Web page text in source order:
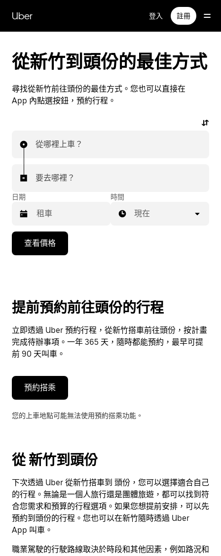
Uber 登入 註冊
從新竹到頭份的最佳方式
尋找從新竹前往頭份的最佳方式。您也可以直接在
App 內點選按鈕，預約行程。
從哪裡上車？
要去哪裡？
日期
向
鍵
即
使
用
行
並
擇
按
離
開
按
鈕
即
可
關
閉
時間
現在
查看價格
提前預約前往頭份的行程
立即透過 Uber 預約行程，從新竹搭車前往頭份，按計畫
完成待辦事項。一年 365 天，隨時都能預約，最早可提
前 90 天叫車。
預約搭乘
您的上車地點可能無法使用預約搭乘功能。
從 新竹到頭份
下次透過 Uber 從新竹搭車到 頭份，您可以選擇適合自己
的行程。無論是一個人旅行還是團體旅遊，都可以找到符
合您需求和預算的行程選項。如果您想提前安排，可以先
預約到頭份的行程。您也可以在新竹隨時透過 Uber
App 叫車。
職業駕駛的行駛路線取決於時段和其他因素，例如路況和